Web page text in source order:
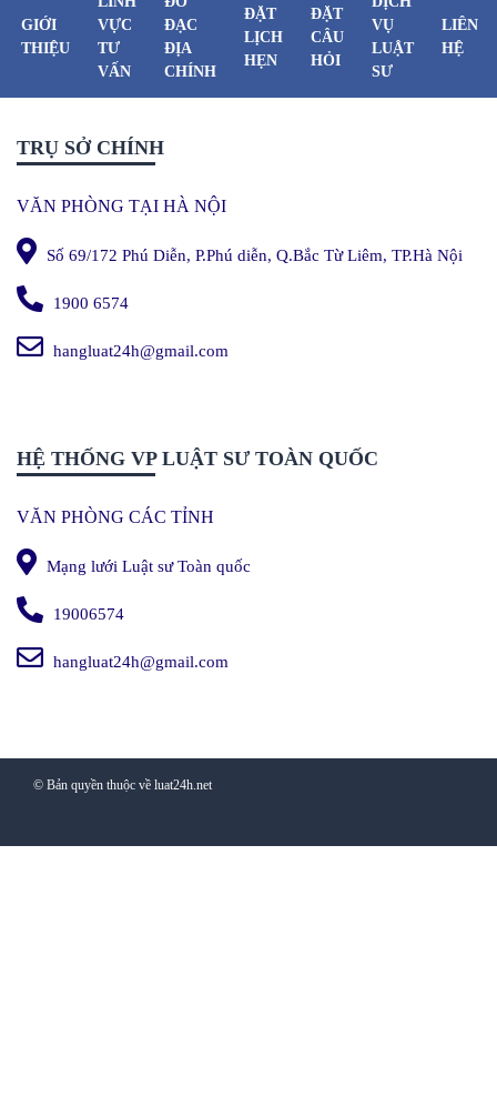
GIỚI
THIỆU
VỰC
TƯ
VẤN
ĐẠC
ĐỊA
CHÍNH
ĐẶT
LỊCH
HẸN
ĐẶT
CÂU
HỎI
VỤ
LUẬT
SƯ
LIÊN
HỆ
TRỤ SỞ CHÍNH
VĂN PHÒNG TẠI HÀ NỘI
Số 69/172 Phú Diễn, P.Phú diễn, Q.Bắc Từ Liêm, TP.Hà Nội
1900 6574
hangluat24h@gmail.com
HỆ THỐNG VP LUẬT SƯ TOÀN QUỐC
VĂN PHÒNG CÁC TỈNH
Mạng lưới Luật sư Toàn quốc
19006574
hangluat24h@gmail.com
© Bản quyền thuộc về luat24h.net